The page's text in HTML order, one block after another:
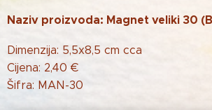
Naziv proizvoda: Magnet veliki 30
Dimenzija: 5,5x8,5 cm cca
Cijena: 2,40 €
Šifra: MAN-30